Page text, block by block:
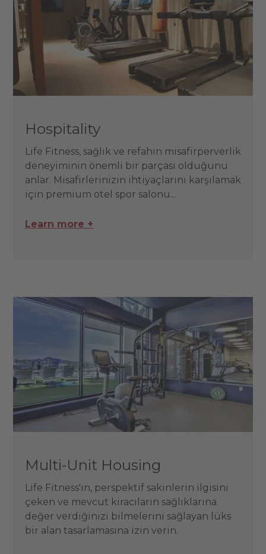
Hospitality
Life Fitness, sağlık ve refahın misafirperverlik
deneyiminin önemli bir parçası olduğunu
anlar. Misafirlerinizin ihtiyaçlarını karşılamak
için premium otel spor salonu...
Learn more +
Multi-Unit Housing
Life Fitness'ın, perspektif sakinlerin ilgisini
çeken ve mevcut kiracıların sağlıklarına
değer verdiğinizi bilmelerini sağlayan lüks
bir alan tasarlamasına izin verin.